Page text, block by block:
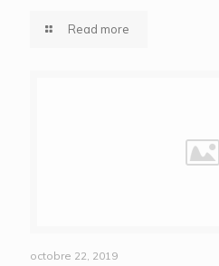
Read more
octobre 22, 2019